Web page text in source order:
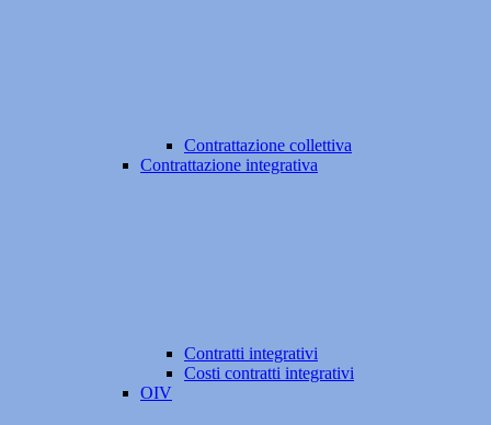
Contrattazione collettiva
Contrattazione integrativa
Contratti integrativi
Costi contratti integrativi
OIV